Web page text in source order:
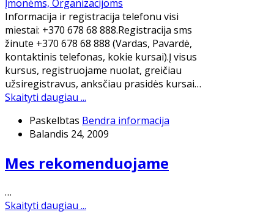
Informacija ir registracija telefonu visi
miestai: +370 678 68 888.Registracija sms
žinute +370 678 68 888 (Vardas, Pavardė,
kontaktinis telefonas, kokie kursai).Į visus
kursus, registruojame nuolat, greičiau
užsiregistravus, anksčiau prasidės kursai…
Skaityti daugiau ...
Paskelbtas Bendra informacija
Balandis 24, 2009
Mes rekomenduojame
…
Skaityti daugiau ...